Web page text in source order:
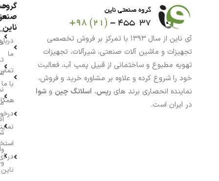
آی ناین از سال ۱۳۹۳ با تمرکز بر فروش تخصصی
تجهیزات و ماشین آلات صنعتی، شیرآلات، تجهیزات
تهویه مطبوع و ساختمانی از قبیل پمپ آب، فعالیت
خود را شروع کرده و علاوه بر مشاوره خرید و فروش،
نماینده انحصاری برند های رپس، اسلانگ چین و شوا
در ایران است.
گروه
ناین
ما
با ما
در
ناین